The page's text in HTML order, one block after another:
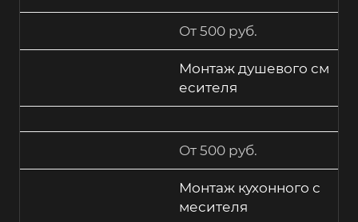
От 500 руб.
Монтаж душевого см
есителя
От 500 руб.
Монтаж кухонного с
месителя